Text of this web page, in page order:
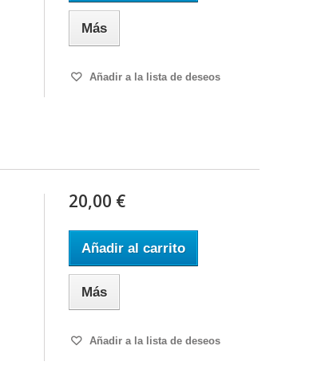
Más
Añadir a la lista de deseos
20,00 €
Añadir al carrito
Más
Añadir a la lista de deseos